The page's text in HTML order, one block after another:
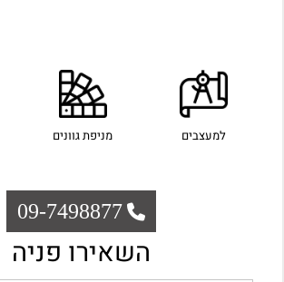
למעצבים מניפת גוונים
09-7498877
השאירו פניה